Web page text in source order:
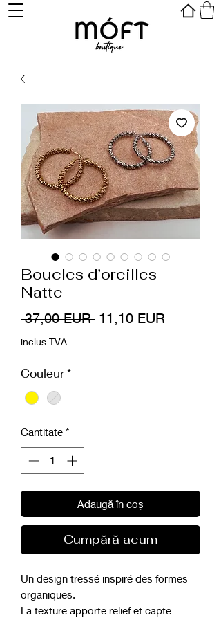
Boucles d’oreilles
Natte
37,00 EUR Preț
11,10 EUR
inclus TVA
Couleur*
Cantitate *
Adaugă în coș
Cumpără acum
Un design tressé inspiré des formes
organiques.
La texture apporte relief et capte